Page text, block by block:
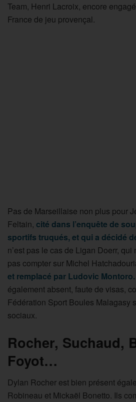
Team, Henri Lacroix, encore
France de jeu provençal.
Pas de Marseillaise non plus pour
Feltain, cité dans l’enquête de
sportifs truqués, et qui a décidé
n’est pas le cas de Ligan Doerr,
pas compter sur Michel
et remplacé par Ludovic Montoro.
également absent, faute de visas,
Fédération Sport Boules Malagasy
sociaux.
Rocher, Suchaud,
Foyot…
Dylan Rocher est bien présent
Robineau et Mickaël Bonetto. Ils